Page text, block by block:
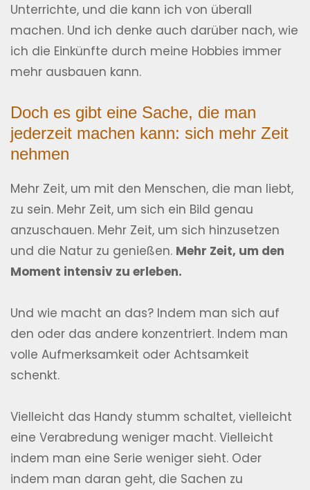
Unterrichte, und die kann ich von überall
machen. Und ich denke auch darüber nach, wie
ich die Einkünfte durch meine Hobbies immer
mehr ausbauen kann.
Doch es gibt eine Sache, die man
jederzeit machen kann: sich mehr Zeit
nehmen
Mehr Zeit, um mit den Menschen, die man liebt,
zu sein. Mehr Zeit, um sich ein Bild genau
anzuschauen. Mehr Zeit, um sich hinzusetzen
und die Natur zu genießen. Mehr Zeit, um den
Moment intensiv zu erleben.
Und wie macht an das? Indem man sich auf
den oder das andere konzentriert. Indem man
volle Aufmerksamkeit oder Achtsamkeit
schenkt.
Vielleicht das Handy stumm schaltet, vielleicht
eine Verabredung weniger macht. Vielleicht
indem man eine Serie weniger sieht. Oder
indem man daran geht, die Sachen zu